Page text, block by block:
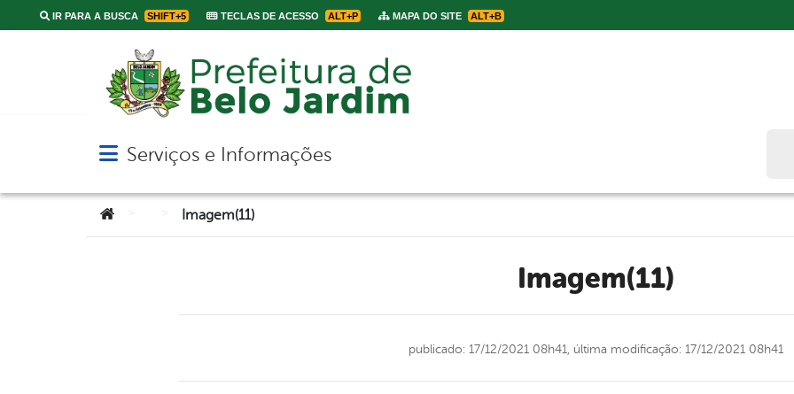
IR PARA A BUSCA SHIFT+5 TECLAS DE ACESSO ALT+P MAPA DO SITE ALT+B
Abrir menu principal de navegação
Serviços e Informações
Você está aqui:Imagem(11)
Imagem(11)
publicado: 17/12/2021 08h41, última modificação: 17/12/2021 08h41